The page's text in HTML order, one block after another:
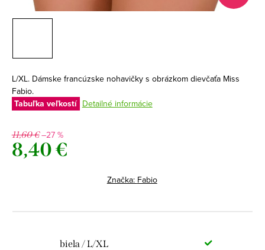
L/XL. Dámske francúzske nohavičky s obrázkom dievčaťa Miss
Fabio.
Tabuľka veľkostí Detailné informácie
11,60 €–27 %
8,40 €
Značka: Fabio
biela / L/XL